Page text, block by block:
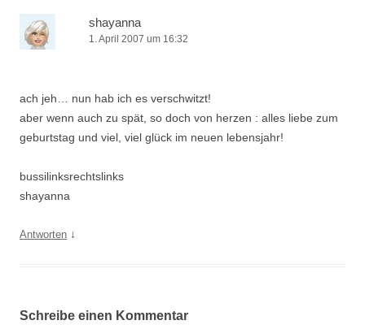
shayanna
1. April 2007 um 16:32
ach jeh… nun hab ich es verschwitzt!
aber wenn auch zu spät, so doch von herzen : alles liebe zum
geburtstag und viel, viel glück im neuen lebensjahr!
bussilinksrechtslinks
shayanna
Antworten ↓
Schreibe einen Kommentar